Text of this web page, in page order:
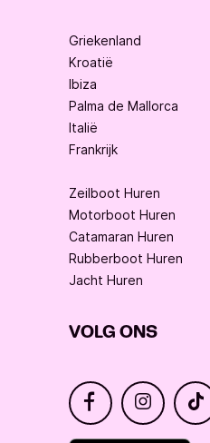
Griekenland
Kroatië
Ibiza
Palma de Mallorca
Italië
Frankrijk
Zeilboot Huren
Motorboot Huren
Catamaran Huren
Rubberboot Huren
Jacht Huren
VOLG ONS